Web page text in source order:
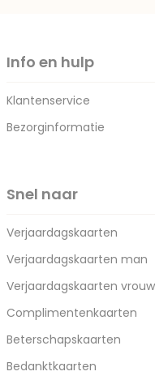
Info en hulp
Klantenservice
Bezorginformatie
Snel naar
Verjaardagskaarten
Verjaardagskaarten man
Verjaardagskaarten vrouw
Complimentenkaarten
Beterschapskaarten
Bedanktkaarten